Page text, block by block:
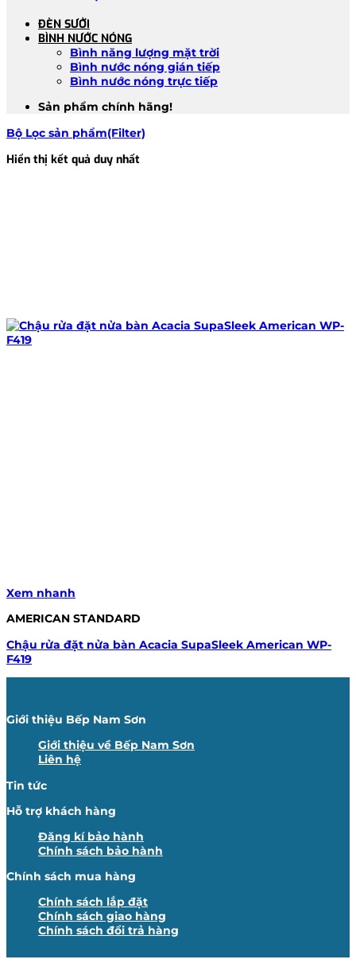
ĐÈN SƯỞI
BÌNH NƯỚC NÓNG
Bình năng lượng mặt trời
Bình nước nóng gián tiếp
Bình nước nóng trực tiếp
Sản phẩm chính hãng!
Bộ Lọc sản phẩm(Filter)
Hiển thị kết quả duy nhất
Xem nhanh
AMERICAN STANDARD
Chậu rửa đặt nửa bàn Acacia SupaSleek American WP-
F419
Giới thiệu Bếp Nam Sơn
Giới thiệu về Bếp Nam Sơn
Liên hệ
Tin tức
Hỗ trợ khách hàng
Đăng kí bảo hành
Chính sách bảo hành
Chính sách mua hàng
Chính sách lắp đặt
Chính sách giao hàng
Chính sách đổi trả hàng